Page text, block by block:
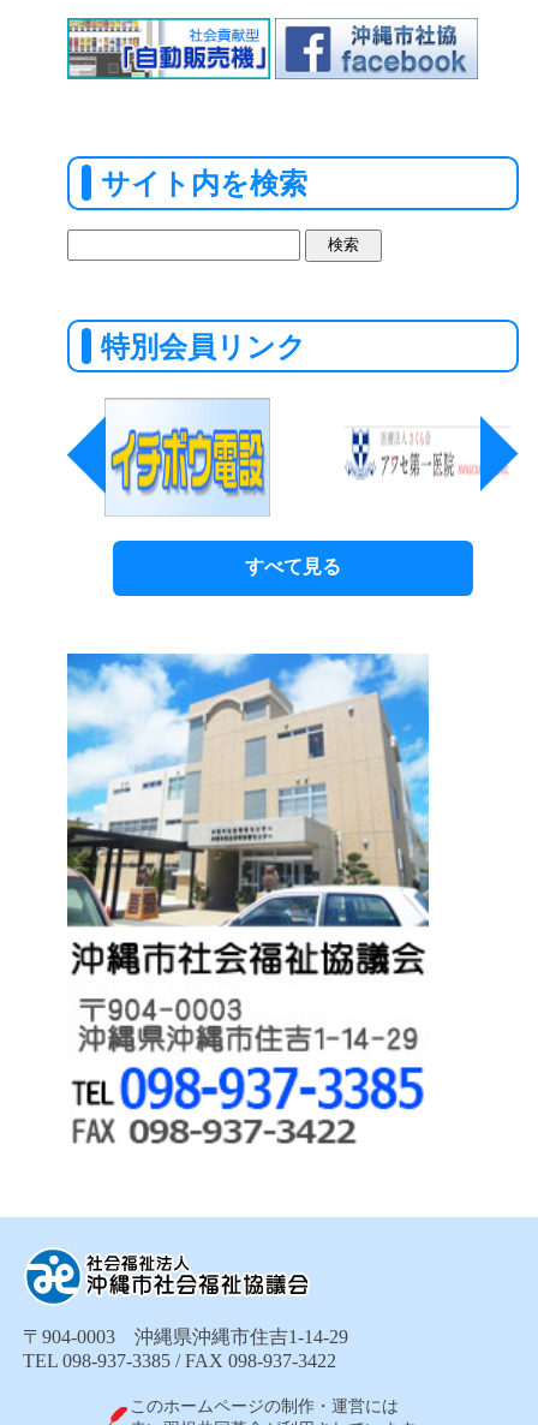
サイト内を検索
索:
特別会員リンク
すべて見る
〒904-0003 沖縄県沖縄市住吉1-14-29
TEL 098-937-3385 / FAX 098-937-3422
このホームページの制作・運営には